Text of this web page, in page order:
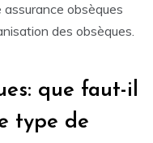
assurance obsèques
des obsèques.
que faut-il
type de